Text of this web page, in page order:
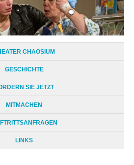
CHAOSIUM
GESCHICHTE
SIE JETZT
MITMACHEN
LINKS